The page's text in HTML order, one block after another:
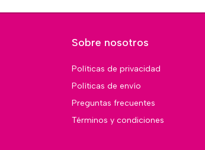
Sobre nosotros
Políticas de privacidad
Políticas de envío
Preguntas frecuentes
Términos y condiciones